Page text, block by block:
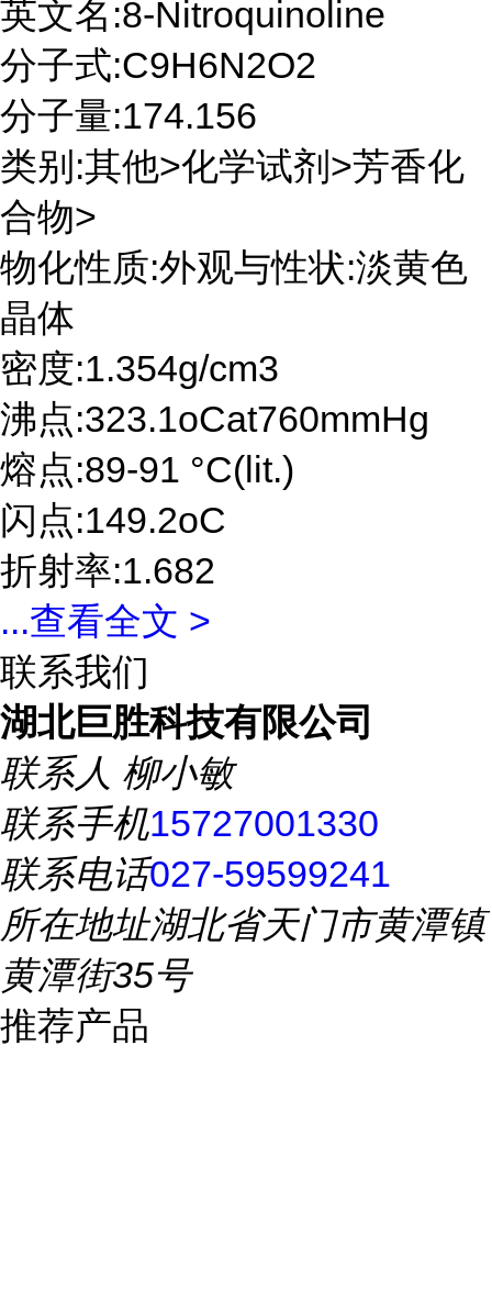
英文名:8-Nitroquinoline
分子式:C9H6N2O2
分子量:174.156
类别:其他>化学试剂>芳香化
合物>
物化性质:外观与性状:淡黄色
晶体
密度:1.354g/cm3
沸点:323.1oCat760mmHg
熔点:89-91 °C(lit.)
闪点:149.2oC
折射率:1.682
...查看全文 >
联系我们
湖北巨胜科技有限公司
联系人 柳小敏
联系手机15727001330
联系电话027-59599241
所在地址湖北省天门市黄潭镇
黄潭街35号
推荐产品